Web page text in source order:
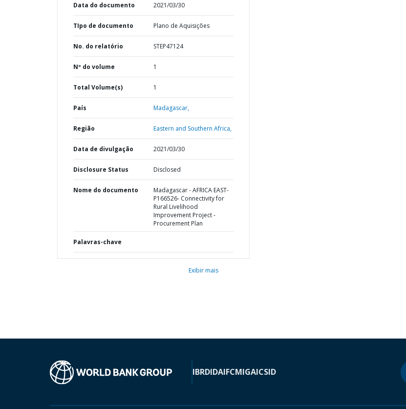
Data do documento 2021/03/30
TIpo de documento Plano de Aquisições
No. do relatório STEP47124
Nº do volume 1
Total Volume(s) 1
País Madagascar,
Região Eastern and Southern Africa,
Data de divulgação 2021/03/30
Disclosure Status Disclosed
Nome do documento
Madagascar - AFRICA EAST-
P166526- Connectivity for
Rural Livelihood
Improvement Project -
Procurement Plan
Palavras-chave
Exibir mais
IBRDIDAIFCMIGAICSID